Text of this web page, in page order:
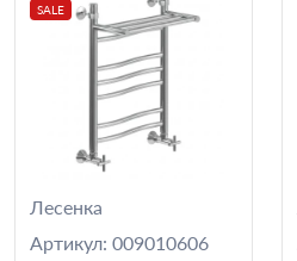
SALE
Лесенка
Артикул: 009010606